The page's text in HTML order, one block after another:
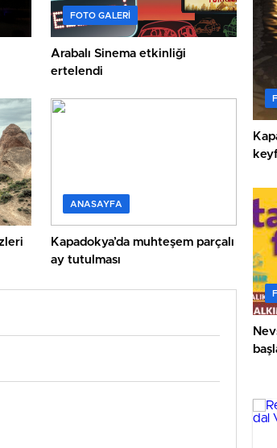
FOTO GALERI
Arabalı Sinema etkinliği
ertelendi
ANASAYFA
Kapadokya’da muhteşem parçalı
ay tutulması